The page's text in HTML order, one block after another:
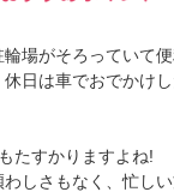
場がそろっていて
日は車でおでかけ
たすかりますよね!
しさもなく、忙し